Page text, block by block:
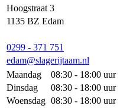
Hoogstraat 3
1135 BZ Edam
0299 - 371 751
edam@slagerijtaam.nl
Maandag
08:30 - 18:00 uur
Dinsdag
08:30 - 18:00 uur
Woensdag 08:30 - 18:00 uur